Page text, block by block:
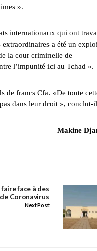
».
internationaux qui ont
a été un
la cour criminelle de
l’impunité ici au Tchad ».
de francs Cfa. «De toute
dans leur droit », conclut-
Makine
face à des
Coronavirus
Next Post